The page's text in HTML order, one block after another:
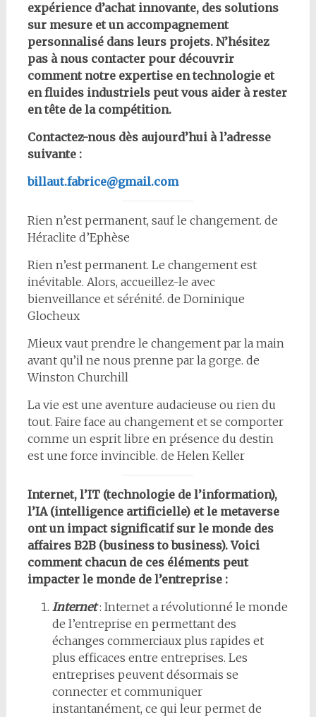
expérience d’achat innovante, des solutions
sur mesure et un accompagnement
personnalisé dans leurs projets. N’hésitez
pas à nous contacter pour découvrir
comment notre expertise en technologie et
en fluides industriels peut vous aider à rester
en tête de la compétition.
Contactez-nous dès aujourd’hui à l’adresse
suivante :
billaut.fabrice@gmail.com
Rien n’est permanent, sauf le changement. de
Héraclite d’Ephèse
Rien n’est permanent. Le changement est
inévitable. Alors, accueillez-le avec
bienveillance et sérénité. de Dominique
Glocheux
Mieux vaut prendre le changement par la main
avant qu’il ne nous prenne par la gorge. de
Winston Churchill
La vie est une aventure audacieuse ou rien du
tout. Faire face au changement et se comporter
comme un esprit libre en présence du destin
est une force invincible. de Helen Keller
Internet, l’IT (technologie de l’information),
l’IA (intelligence artificielle) et le metaverse
ont un impact significatif sur le monde des
affaires B2B (business to business). Voici
comment chacun de ces éléments peut
impacter le monde de l’entreprise :
Internet: Internet a révolutionné le monde
de l’entreprise en permettant des
échanges commerciaux plus rapides et
plus efficaces entre entreprises. Les
entreprises peuvent désormais se
connecter et communiquer
instantanément, ce qui leur permet de